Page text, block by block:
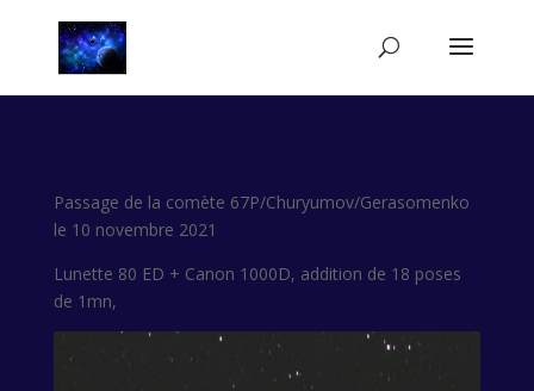
Passage de la comète 67P/Churyumov/Gerasomenko
le 10 novembre 2021
Lunette 80 ED + Canon 1000D, addition de 18 poses
de 1mn,